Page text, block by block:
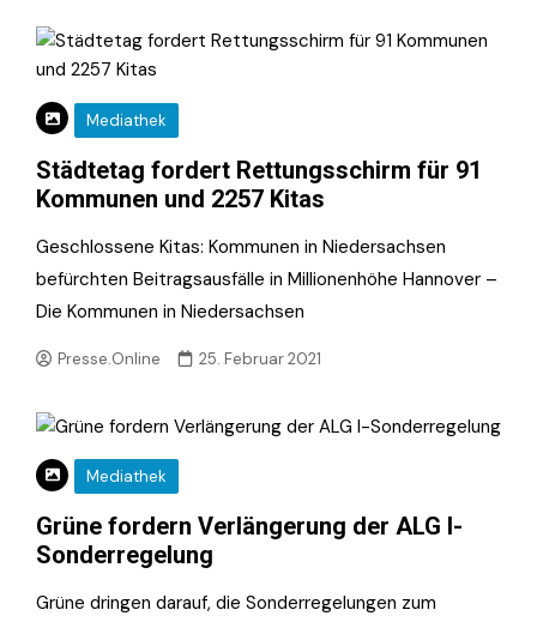
Mediathek
Städtetag fordert Rettungsschirm für 91
Kommunen und 2257 Kitas
Geschlossene Kitas: Kommunen in Niedersachsen
befürchten Beitragsausfälle in Millionenhöhe Hannover –
Die Kommunen in Niedersachsen
Presse.Online 25. Februar 2021
Mediathek
Grüne fordern Verlängerung der ALG I-
Sonderregelung
Grüne dringen darauf, die Sonderregelungen zum